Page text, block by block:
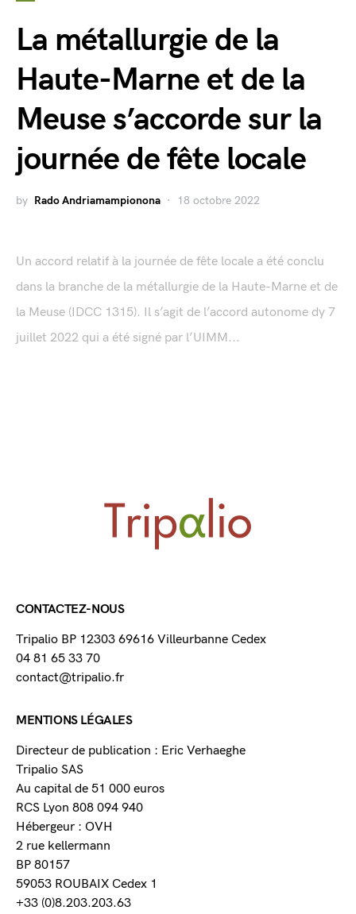
La métallurgie de la
Haute-Marne et de la
Meuse s’accorde sur la
journée de fête locale
by Rado Andriamampionona 18 octobre 2022
Un accord relatif à la journée de fête locale a été conclu
dans la branche de la métallurgie de la Haute-Marne et de
la Meuse (IDCC 1315). Il s’agit de l’accord autonome dy 7
juillet 2022 qui a été signé par l’UIMM...
CONTACTEZ-NOUS
Tripalio BP 12303 69616 Villeurbanne Cedex
04 81 65 33 70
contact@tripalio.fr
MENTIONS LÉGALES
Directeur de publication : Eric Verhaeghe
Tripalio SAS
Au capital de 51 000 euros
RCS Lyon 808 094 940
Hébergeur : OVH
2 rue kellermann
BP 80157
59053 ROUBAIX Cedex 1
+33 (0)8.203.203.63